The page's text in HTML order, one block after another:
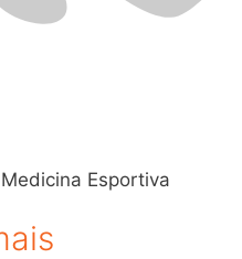
Esportiva